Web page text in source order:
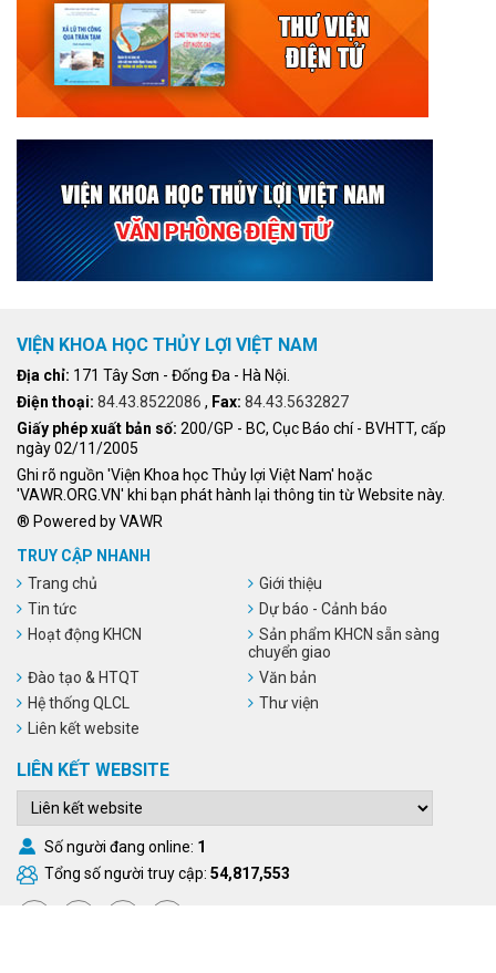
VIỆN KHOA HỌC THỦY LỢI VIỆT NAM
Địa chỉ: 171 Tây Sơn - Đống Đa - Hà Nội.
Điện thoại: 84.43.8522086 , Fax: 84.43.5632827
Giấy phép xuất bản số: 200/GP - BC, Cục Báo chí - BVHTT, cấp
ngày 02/11/2005
Ghi rõ nguồn 'Viện Khoa học Thủy lợi Việt Nam' hoặc
'VAWR.ORG.VN' khi bạn phát hành lại thông tin từ Website này.
® Powered by VAWR
TRUY CẬP NHANH
Trang chủ
Giới thiệu
Tin tức
Dự báo - Cảnh báo
Hoạt động KHCN
Sản phẩm KHCN sẵn sàng
chuyển giao
Đào tạo & HTQT
Văn bản
Hệ thống QLCL
Thư viện
Liên kết website
LIÊN KẾT WEBSITE
Số người đang online: 1
Tổng số người truy cập: 54,817,553